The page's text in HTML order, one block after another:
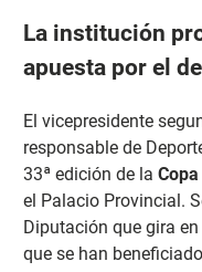
La institución
apuesta por el
El vicepresidente
responsable de
33ª edición de la
el Palacio Provincial.
Diputación que gira
que se han